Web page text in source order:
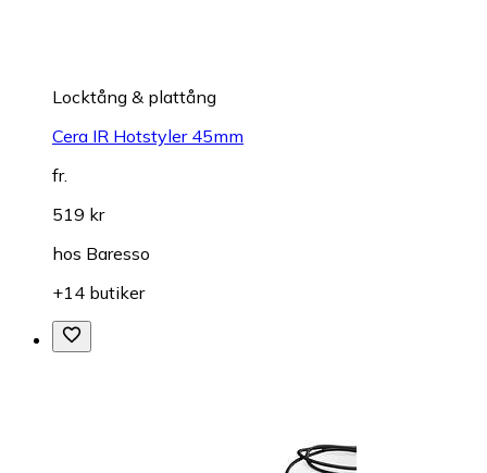
Locktång & plattång
Cera IR Hotstyler 45mm
fr.
519 kr
hos Baresso
+14 butiker